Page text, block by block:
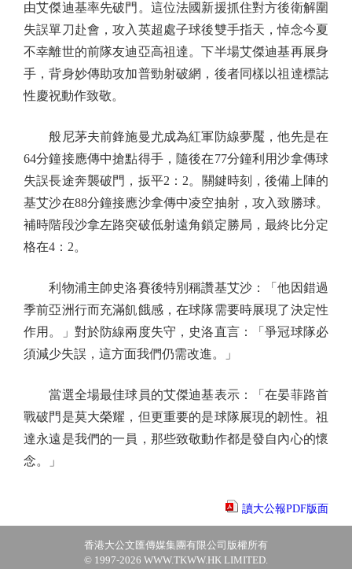
由艾傑迪基率先破門。這位法國新援抓住對方後衛解圍
失誤單刀赴會，攻入英超處子球後雙手指天，悼念今夏
不幸離世的前隊友迪亞高祖達。下半場艾傑迪基再展身
手，背身妙傳助攻加普勁射破網，後者同樣以祖達標誌
性慶祝動作致敬。
般尼茅夫前鋒施曼尤成為紅軍防線夢魘，他先是在
64分鐘接應傳中搶點得手，隨後在77分鐘利用沙拿傳球
失誤長途奔襲破門，扳平2：2。關鍵時刻，後備上陣的
基艾沙在88分鐘接應沙拿傳中凌空抽射，攻入致勝球。
補時階段沙拿左路突破低射遠角鎖定勝局，最終比分定
格在4：2。
利物浦主帥史洛賽後特別稱讚基艾沙：「他因錯過
季前亞洲行而充滿飢餓感，在球隊需要時展現了決定性
作用。」對於防線兩度失守，史洛直言：「爭冠球隊必
須減少失誤，這方面我們仍需改進。」
當選全場最佳球員的艾傑迪基表示：「在晏菲路首
戰破門是莫大榮耀，但更重要的是球隊展現的韌性。祖
達永遠是我們的一員，那些致敬動作都是發自內心的懷
念。」
讀大公報PDF版面
香港大公文匯傳媒集團有限公司版權所有
© 1997-2026 WWW.TKWW.HK LIMITED.